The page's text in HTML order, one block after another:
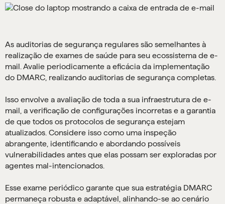
As auditorias de segurança regulares são semelhantes à
realização de exames de saúde para seu ecossistema de e-
mail. Avalie periodicamente a eficácia da implementação
do DMARC, realizando auditorias de segurança completas.
Isso envolve a avaliação de toda a sua infraestrutura de e-
mail, a verificação de configurações incorretas e a garantia
de que todos os protocolos de segurança estejam
atualizados. Considere isso como uma inspeção
abrangente, identificando e abordando possíveis
vulnerabilidades antes que elas possam ser exploradas por
agentes mal-intencionados.
Esse exame periódico garante que sua estratégia DMARC
permaneça robusta e adaptável, alinhando-se ao cenário